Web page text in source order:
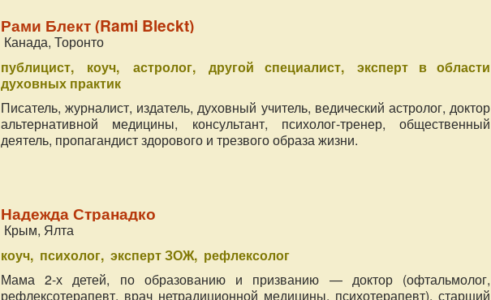
Рами Блект (Rami Bleckt)
Канада, Торонто
публицист
коуч астролог другой специалист
эксперт в области
духовных практик
Писатель, журналист, издатель, духовный учитель, ведический астролог, доктор
альтернативной медицины, консультант, психолог-тренер, общественный
деятель, пропагандист здорового и трезвого образа жизни.
Надежда Странадко
Крым, Ялта
коуч психолог эксперт ЗОЖ рефлексолог
Мама 2-х детей, по образованию и призванию — доктор (офтальмолог,
рефлексотерапевт, врач нетрадиционной медицины, психотерапевт), старший